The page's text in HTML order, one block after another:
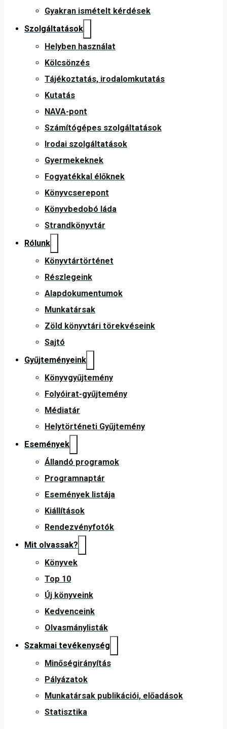
Gyakran ismételt kérdések
Szolgáltatások
Helyben használat
Kölcsönzés
Tájékoztatás, irodalomkutatás
Kutatás
NAVA-pont
Számítógépes szolgáltatások
Irodai szolgáltatások
Gyermekeknek
Fogyatékkal élőknek
Könyvcserepont
Könyvbedobó láda
Strandkönyvtár
Rólunk
Könyvtártörténet
Részlegeink
Alapdokumentumok
Munkatársak
Zöld könyvtári törekvéseink
Sajtó
Gyűjteményeink
Könyvgyűjtemény
Folyóirat-gyűjtemény
Médiatár
Helytörténeti Gyűjtemény
Események
Állandó programok
Programnaptár
Események listája
Kiállítások
Rendezvényfotók
Mit olvassak?
Könyvek
Top 10
Új könyveink
Kedvenceink
Olvasmánylisták
Szakmai tevékenység
Minőségirányítás
Pályázatok
Munkatársak publikációi, előadások
Statisztika